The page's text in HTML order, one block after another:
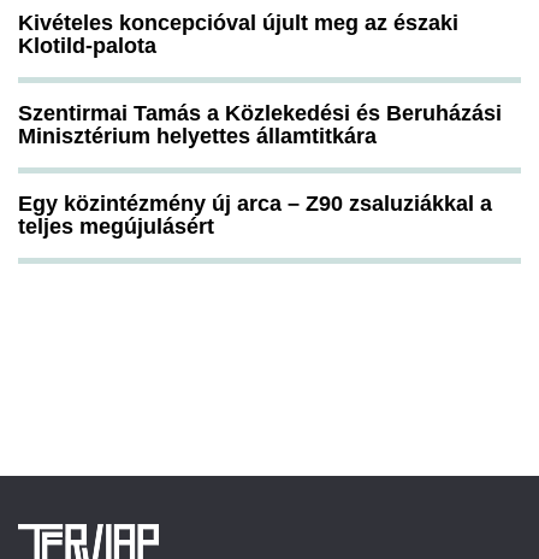
Kivételes koncepcióval újult meg az északi
Klotild-palota
Szentirmai Tamás a Közlekedési és Beruházási
Minisztérium helyettes államtitkára
Egy közintézmény új arca – Z90 zsaluziákkal a
teljes megújulásért